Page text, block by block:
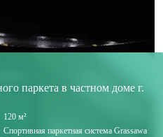
паркета в частном доме г.
120 м²
Спортивная паркетная система Grassawa